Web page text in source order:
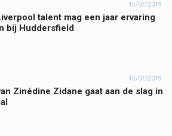
15/07/2019
talent mag een jaar ervaring
bij Huddersfield
15/07/2019
Zinédine Zidane gaat aan de slag in